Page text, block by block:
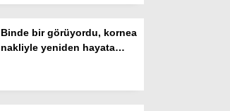
Binde bir görüyordu, kornea
nakliyle yeniden hayata